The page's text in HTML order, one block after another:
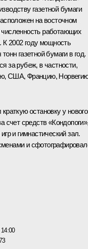
газетной бумаги
на восточном
работающих
К 2002 году мощность
газетной бумаги в год.
за рубеж, в частности,
США, Францию,
остановку у нового
счет средств
и гимнастический зал.
и